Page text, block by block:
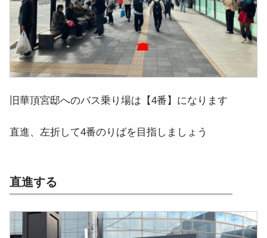
旧華頂宮邸へのバス乗り場は【4番】になります
直進、左折して4番のりばを目指しましょう
直進する